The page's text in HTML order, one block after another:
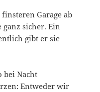
Garage ab
ganz sicher. Ein
gibt er sie
bei Nacht
Entweder wir